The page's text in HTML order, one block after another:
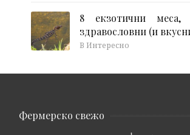
8 екзотични меса,
здравословни (и
В Интересно
Фермерско свежо